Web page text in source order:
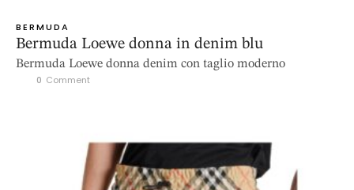
BERMUDA
Bermuda Loewe donna in denim blu
Bermuda Loewe donna denim con taglio moderno
0 Comment